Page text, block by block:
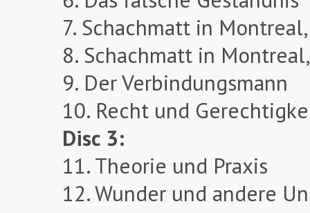
7. Schachmatt in
8. Schachmatt in
9. Der Verbindungsmann
10. Recht und
Disc 3:
11. Theorie und Praxis
12. Wunder und andere